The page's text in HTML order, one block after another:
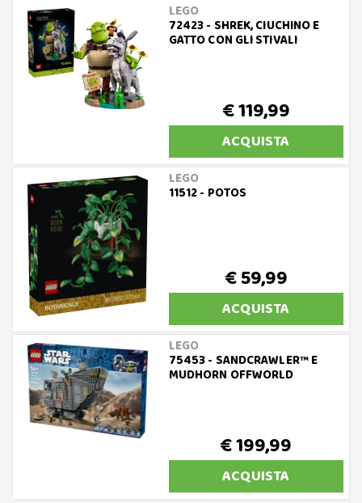
LEGO
72423 - SHREK, CIUCHINO E
GATTO CON GLI STIVALI
€ 119,99
ACQUISTA
LEGO
11512 - POTOS
€ 59,99
ACQUISTA
LEGO
75453 - SANDCRAWLER™ E
MUDHORN OFFWORLD
€ 199,99
ACQUISTA